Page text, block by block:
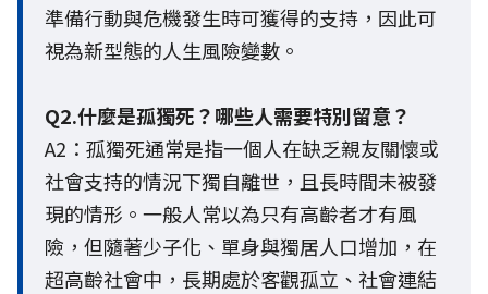
準備行動與危機發生時可獲得的支持，因此可
視為新型態的人生風險變數。
Q2.什麼是孤獨死？哪些人需要特別留意？
A2：孤獨死通常是指一個人在缺乏親友關懷或
社會支持的情況下獨自離世，且長時間未被發
現的情形。一般人常以為只有高齡者才有風
險，但隨著少子化、單身與獨居人口增加，在
超高齡社會中，長期處於客觀孤立、社會連結